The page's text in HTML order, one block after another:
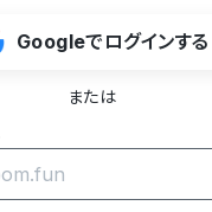
Googleでログインする
または